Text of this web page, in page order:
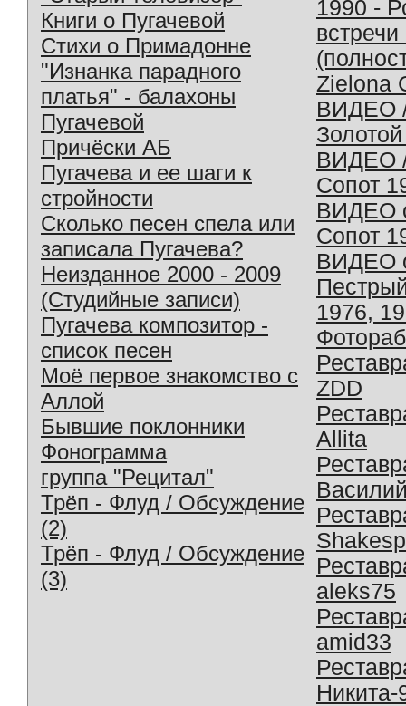
Книги о Пугачевой
Стихи о Примадонне
"Изнанка парадного
платья" - балахоны
Пугачевой
Причёски АБ
Пугачева и ее шаги к
стройности
Сколько песен спела или
записала Пугачева?
Неизданное 2000 - 2009
(Студийные записи)
Пугачева композитор -
список песен
Моё первое знакомство с
Аллой
Бывшие поклонники
Фонограмма
группа "Рецитал"
Трёп - Флуд / Обсуждение
(2)
Трёп - Флуд / Обсуждение
(3)
1990 -
Zielona
ВИДЕО
ВИДЕО
Сопот
ВИДЕО
Сопот
ВИДЕО
1976,
ZDD
Allita
aleks75
amid33
Никита-